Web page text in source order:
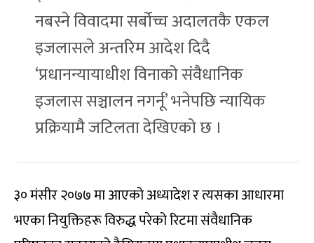
नबस्ने विवादमा सर्बोच्च अदालतकै एकल
इजलासले अन्तरिम आदेश दिदै
‘प्रधानन्यायाधीश विनाको संवैधानिक
इजलास सञ्चालन नगर्नू’ भनेपछि न्यायिक
प्रक्रियामै जटिलता देखिएको छ ।
३० मंसीर २०७७ मा आएको अध्यादेश र त्यसका आधारमा
भएका नियुक्तिहरू विरुद्ध परेको रिटमा संवैधानिक